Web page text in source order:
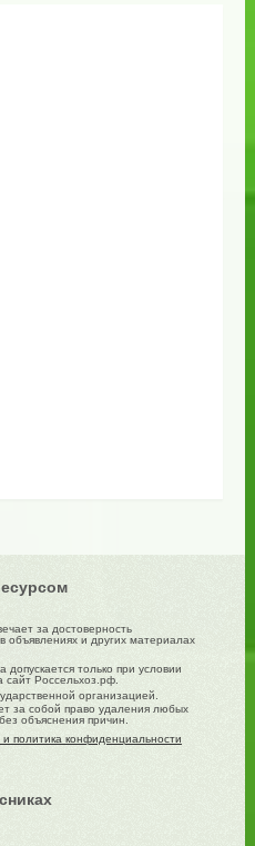
за достоверность
и других материалах
только при условии
сайт Россельхоз.рф.
организацией.
за собой право удаления любых
объяснения причин.
политика конфиденциальности